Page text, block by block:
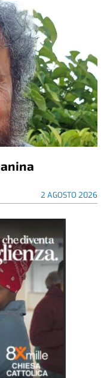
2 AGOSTO 2026